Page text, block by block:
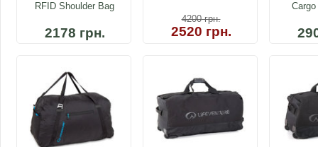
RFID Shoulder Bag
2178 грн.
4200грн.
2520 грн.